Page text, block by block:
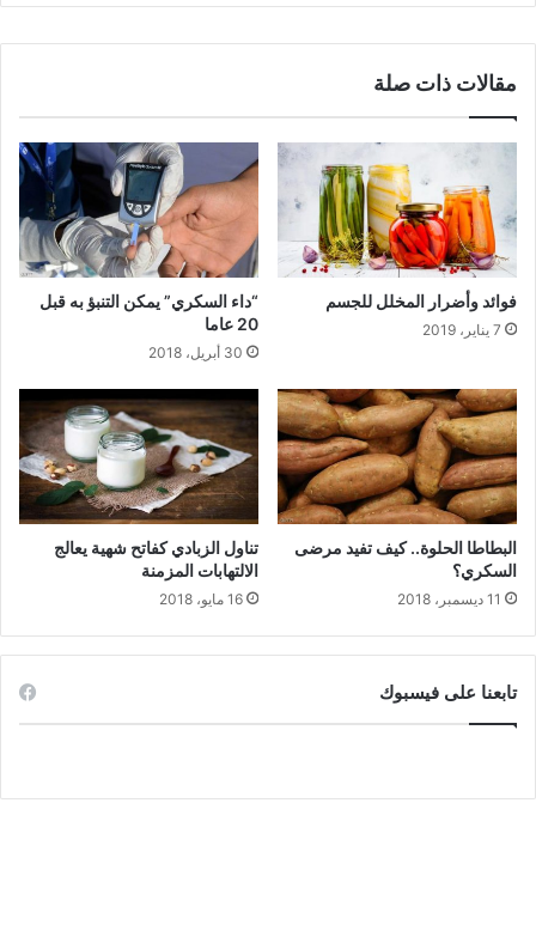
مقالات ذات صلة
فوائد وأضرار المخلل للجسم
7 يناير، 2019
“داء السكري” يمكن التنبؤ به قبل
20 عاما
30 أبريل، 2018
البطاطا الحلوة.. كيف تفيد مرضى
السكري؟
11 ديسمبر، 2018
تناول الزبادي كفاتح شهية يعالج
الالتهابات المزمنة
16 مايو، 2018
تابعنا على فيسبوك